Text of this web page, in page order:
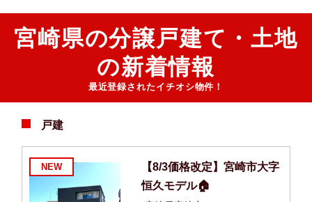
宮崎県の分譲戸建て・土地
の新着情報
最近登録されたイチオシ物件！
戸建
NEW
【8/3価格改定】宮崎市大字
恒久モデル🏠